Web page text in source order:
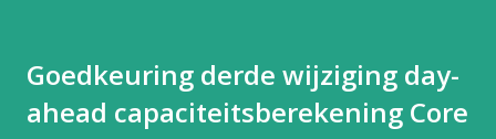
Goedkeuring derde wijziging day-
ahead capaciteitsberekening Core